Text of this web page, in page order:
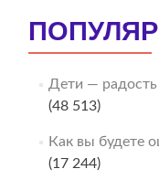
Дети — радость
(48 513)
Как вы будете
(17 244)